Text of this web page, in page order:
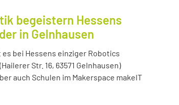
begeistern Hessens
in Gelnhausen
bei Hessens einziger Robotics
Str. 16, 63571 Gelnhausen)
auch Schulen im Makerspace makeIT